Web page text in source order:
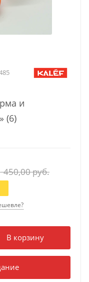
и
(6)
450,00руб.
В корзину